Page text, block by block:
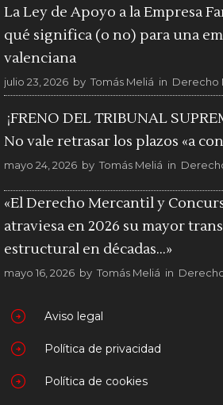
La Ley de Apoyo a la Empresa
qué significa (o no) para una
valenciana
julio 23, 2026 by Tomás Meliá in Derecho
¡FRENO DEL TRIBUNAL
No vale retrasar los plazos «a
mayo 24, 2026 by Tomás Meliá in
«El Derecho Mercantil y
atraviesa en 2026 su mayor
estructural en décadas…»
mayo 16, 2026 by Tomás Meliá in
Aviso legal
Política de privacidad
Política de cookies